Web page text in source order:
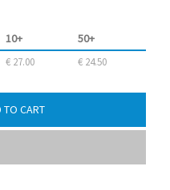
10+ 50+
€ 27.00 € 24.50